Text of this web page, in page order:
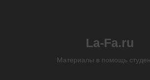
La-Fa.ru
Материалы в помощь